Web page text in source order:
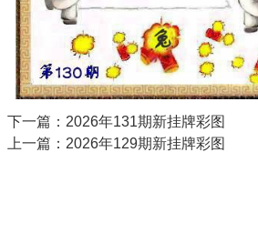
下一篇：2026年131期新挂牌彩图
上一篇：2026年129期新挂牌彩图